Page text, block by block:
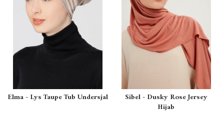
Elma - Lys Taupe Tub Undersjal
Sibel - Dusky Rose Jersey
Hijab